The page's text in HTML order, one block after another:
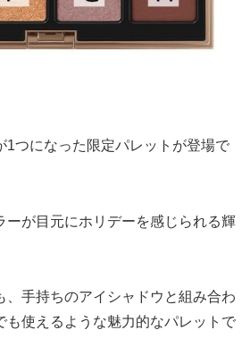
1つになった限定パレットが登場で
ーが目元にホリデーを感じられる輝
、手持ちのアイシャドウと組み合わ
も使えるような魅力的なパレットで